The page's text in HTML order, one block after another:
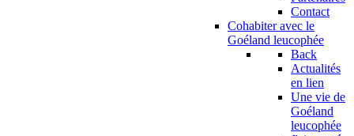
Contact
Cohabiter avec le
Goéland leucophée
Back
Actualités
en lien
Une vie de
Goéland
leucophée